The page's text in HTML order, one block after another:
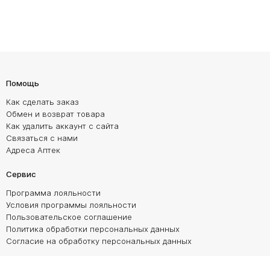
Помощь
Как сделать заказ
Обмен и возврат товара
Как удалить аккаунт с сайта
Связаться с нами
Адреса Аптек
Сервис
Программа лояльности
Условия программы лояльности
Пользовательское соглашение
Политика обработки персональных данных
Согласие на обработку персональных данных